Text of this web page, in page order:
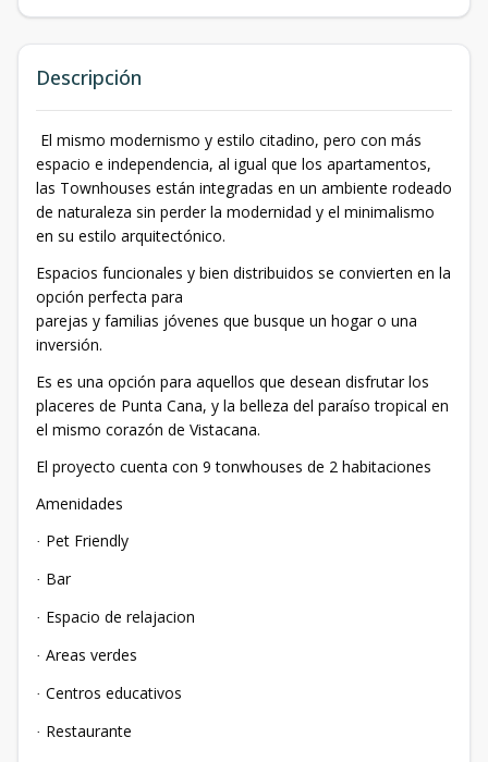
Descripción
El mismo modernismo y estilo citadino, pero con más
espacio e independencia, al igual que los apartamentos,
las Townhouses están integradas en un ambiente rodeado
de naturaleza sin perder la modernidad y el minimalismo
en su estilo arquitectónico.
Espacios funcionales y bien distribuidos se convierten en la
opción perfecta para
parejas y familias jóvenes que busque un hogar o una
inversión.
Es es una opción para aquellos que desean disfrutar los
placeres de Punta Cana, y la belleza del paraíso tropical en
el mismo corazón de Vistacana.
El proyecto cuenta con 9 tonwhouses de 2 habitaciones
Amenidades
· Pet Friendly
· Bar
· Espacio de relajacion
· Areas verdes
· Centros educativos
· Restaurante